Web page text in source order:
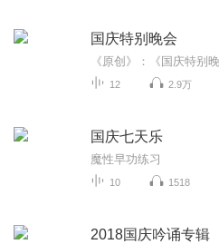
国庆特别晚会
12 2.9万
国庆七天乐
魔性早功练习
10 1518
2018国庆吟诵专辑